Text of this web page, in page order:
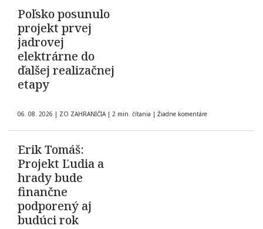
Poľsko posunulo
projekt prvej
jadrovej
elektrárne do
ďalšej realizačnej
etapy
06. 08. 2026 | ZO ZAHRANIČIA | 2 min. čítania | Žiadne komentáre
Erik Tomáš:
Projekt Ľudia a
hrady bude
finančne
podporený aj
budúci rok